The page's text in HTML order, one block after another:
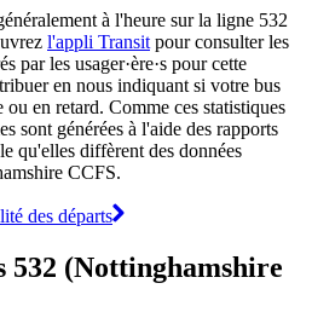
à l'heure sur la ligne 532
l'appli Transit pour consulter les
par les usager·ère·s pour cette
en nous indiquant si votre bus
en retard. Comme ces statistiques
sont générées à l'aide des rapports
qu'elles diffèrent des données
CCFS.
des départs
532 (Nottinghamshire